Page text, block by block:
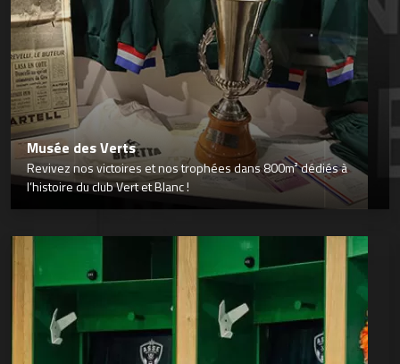
Musée des Verts
Revivez nos victoires et nos trophées dans 800m² dédiés à
l’histoire du club Vert et Blanc !